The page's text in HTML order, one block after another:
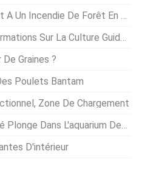
Incendie De Forêt En Californie
Sur La Culture Guide De L'Inde
Graines ?
Poulets Bantam
Zone De Chargement
Dans L'aquarium Des Requins
D'intérieur